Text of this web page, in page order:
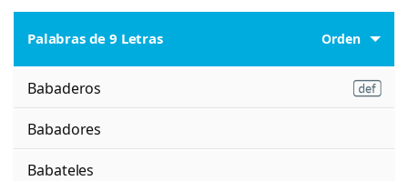
Palabras de 9 Letras Orden
Babaderos
Babadores
Babateles